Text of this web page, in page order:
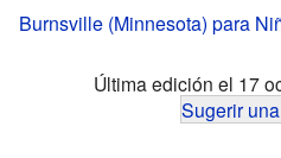
Burnsville (Minnesota) para
Última edición el 17
Sugerir